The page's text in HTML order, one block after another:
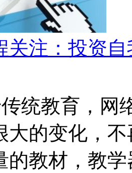
关注：投资
统教育，网
大的变化，
的教材，教